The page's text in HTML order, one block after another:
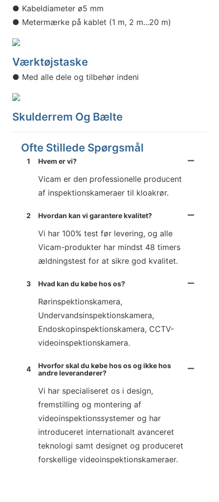
● Kabeldiameter ø5 mm
● Metermærke på kablet (1 m, 2 m...20 m)
Værktøjstaske
● Med alle dele og tilbehør indeni
Skulderrem Og Bælte
Ofte Stillede Spørgsmål
1 Hvem er vi?
Vicam er den professionelle producent
af inspektionskameraer til kloakrør.
2 Hvordan kan vi garantere kvalitet?
Vi har 100% test før levering, og alle
Vicam-produkter har mindst 48 timers
ældningstest for at sikre god kvalitet.
3 Hvad kan du købe hos os?
Rørinspektionskamera,
Undervandsinspektionskamera,
Endoskopinspektionskamera, CCTV-
videoinspektionskamera.
4
Hvorfor skal du købe hos os og ikke hos
andre leverandører?
Vi har specialiseret os i design,
fremstilling og montering af
videoinspektionssystemer og har
introduceret internationalt avanceret
teknologi samt designet og produceret
forskellige videoinspektionskameraer.